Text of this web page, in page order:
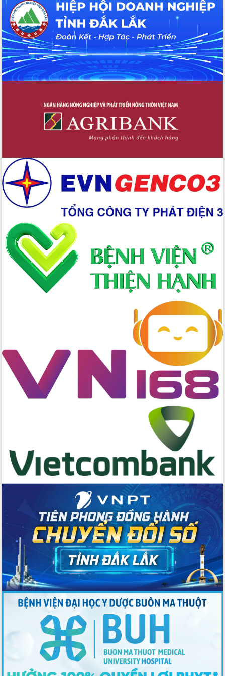
hiện nhiệm vụ quản lý tài sản công
hàng tuần
Tháo gỡ những vướng mắc, đẩy mạnh
công tác cải cách thủ tục hành chính
tại Trung tâm Phục vụ hành chính
công tỉnh
Đắk Lắk: Tôn vinh 46 giải pháp tại Hội
về phát triển nuôi trồng thủy sản
Phó Chủ tịch UBND tỉnh Đắk Lắk
Trương Công Thái kiểm tra thực địa
Dự án cao tốc Khánh Hòa - Buôn Ma
Định vị cà phê Việt Nam như một “di
sản sống” trong dòng chảy toàn cầu
Xây dựng nông thôn mới: Nâng cao đời
sống người dân từ những mô hình thiết
thực
Quyết liệt tháo gỡ vướng mắc, đẩy
nhanh tiến độ các dự án trọng điểm
trong Khu kinh tế Nam Phú Yên
Hòn Yến phát triển du lịch gắn với bảo
tồn biển
Lấy ý kiến điều chỉnh Quy hoạch tỉnh
Đắk Lắk thời kỳ 2021-2030, tầm nhìn
đến năm 2050
kinh tế từ 10% trở lên trong Quý
II/2026
Đắk Lắk ký kết thỏa thuận hợp tác về
chuyển đổi số giai đoạn 2026 – 2030
với Tập đoàn Bưu chính Viễn thông
Việt Nam
du khách thông qua Hệ thống cơ sở dữ
liệu và Bản đồ số
trong thương mại điện tử năm 2026
Đoàn đại biểu Quốc hội tỉnh Đắk Lắk
trao đổi thông tin trước Kỳ họp thứ
nhất, Quốc hội khóa XVI
Quyết liệt cải cách hành chính, khơi
thông nguồn lực phát triển
Nâng cao hiệu lực, hiệu quả HĐND
tỉnh thông qua hiện đại hóa hành chính
Xã Ea Phê gắn cải cách hành chính với
chuyển đổi số
Phó Chủ tịch Thường trực UBND tỉnh
Hồ Thị Nguyên Thảo làm việc tại Trung
tâm Phục vụ hành chính công xã Ea
Phê
Xây dựng nền hành chính số đồng
hành cùng nông dân dân, doanh nghiệp
Giai đoạn 2026-2030, Đắk Lắk phấn